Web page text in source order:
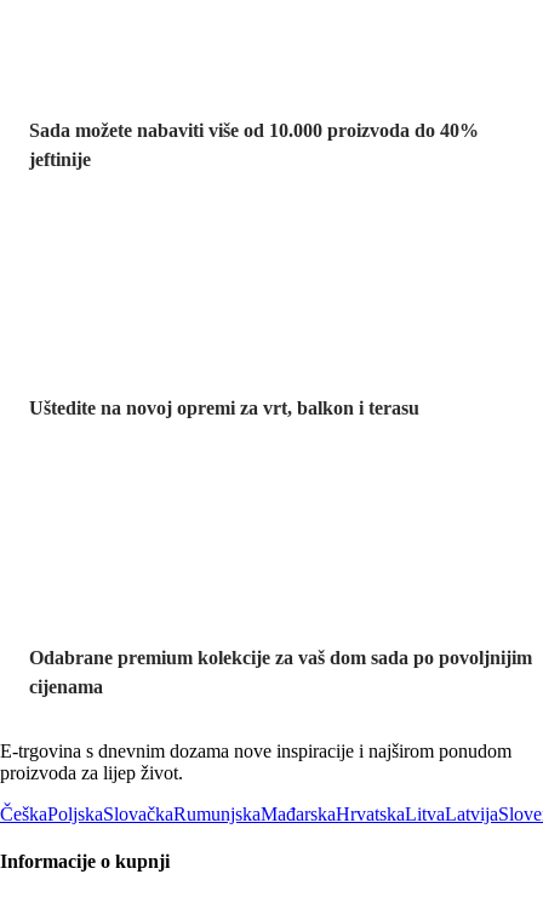
Sada možete nabaviti više od 10.000 proizvoda do 40%
jeftinije
Uštedite na novoj opremi za vrt, balkon i terasu
Odabrane premium kolekcije za vaš dom sada po povoljnijim
cijenama
E-trgovina s dnevnim dozama nove inspiracije i najširom ponudom
proizvoda za lijep život.
ČeškaPoljskaSlovačkaRumunjskaMađarskaHrvatskaLitvaLatvija
Informacije o kupnji